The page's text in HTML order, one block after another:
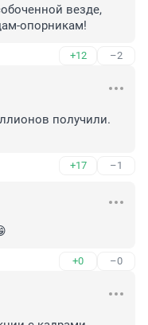
везде,
опорникам!
+12 –2
получили.
+17 –1
+0 –0